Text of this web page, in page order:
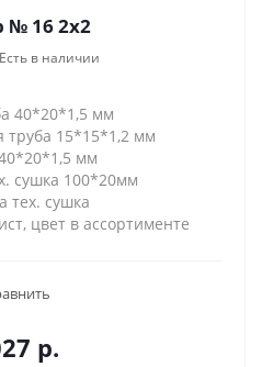
№ 16 2х2
Есть в наличии
40*20*1,5 мм
труба 15*15*1,2 мм
мм
сушка 100*20мм
тех. сушка
цвет в ассортименте
р.